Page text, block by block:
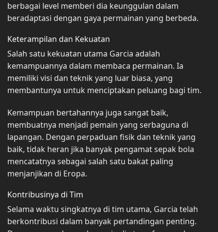
berbagai level memberi dia keunggulan dalam
beradaptasi dengan gaya permainan yang berbeda.
Keterampilan dan Kekuatan
Salah satu kekuatan utama Garcia adalah
kemampuannya dalam membaca permainan. Ia
memiliki visi dan teknik yang luar biasa, yang
membantunya untuk menciptakan peluang bagi tim.
Kemampuan bertahannya juga sangat baik,
membuatnya menjadi pemain yang serbaguna di
lapangan. Dengan perpaduan fisik dan teknik yang
baik, tidak heran jika banyak pengamat sepak bola
mencatatnya sebagai salah satu bakat paling
menjanjikan di Eropa.
Kontribusinya di Tim
Selama waktu singkatnya di tim utama, Garcia telah
berkontribusi dalam banyak pertandingan penting.